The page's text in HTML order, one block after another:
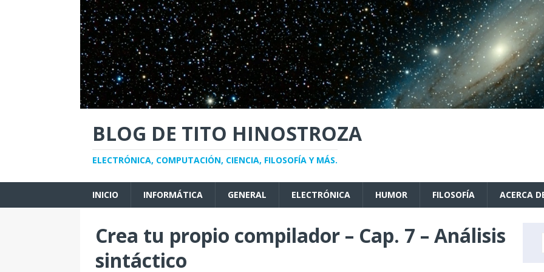
BLOG DE TITO HINOSTROZA
ELECTRÓNICA, COMPUTACIÓN, CIENCIA, FILOSOFÍA Y MÁS.
INICIO INFORMÁTICA GENERAL ELECTRÓNICA HUMOR FILOSOFÍA ACERCA
Crea tu propio compilador – Cap. 7 – Análisis
sintáctico